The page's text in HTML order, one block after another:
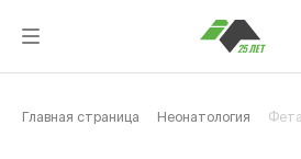
Главная страница Неонатология